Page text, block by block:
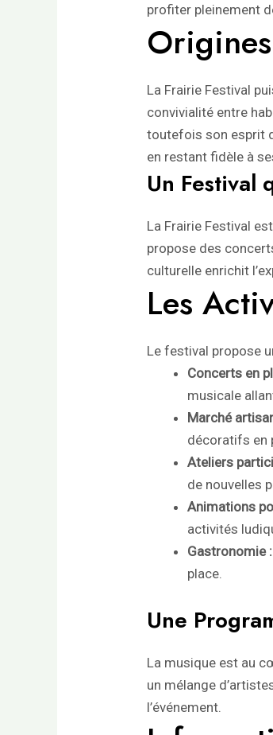
profiter pleinement
La Frairie Festival
convivialité entre
toutefois son esprit
en restant fidèle à
Un Festival
La Frairie Festival
propose des
culturelle enrichit
Les
Le festival propose
Concerts en
musicale
Marché
décoratifs en
Ateliers
de nouvelles
Animations
activités
Gastronomie :
place.
Une
La musique est au
un mélange
l’événement.